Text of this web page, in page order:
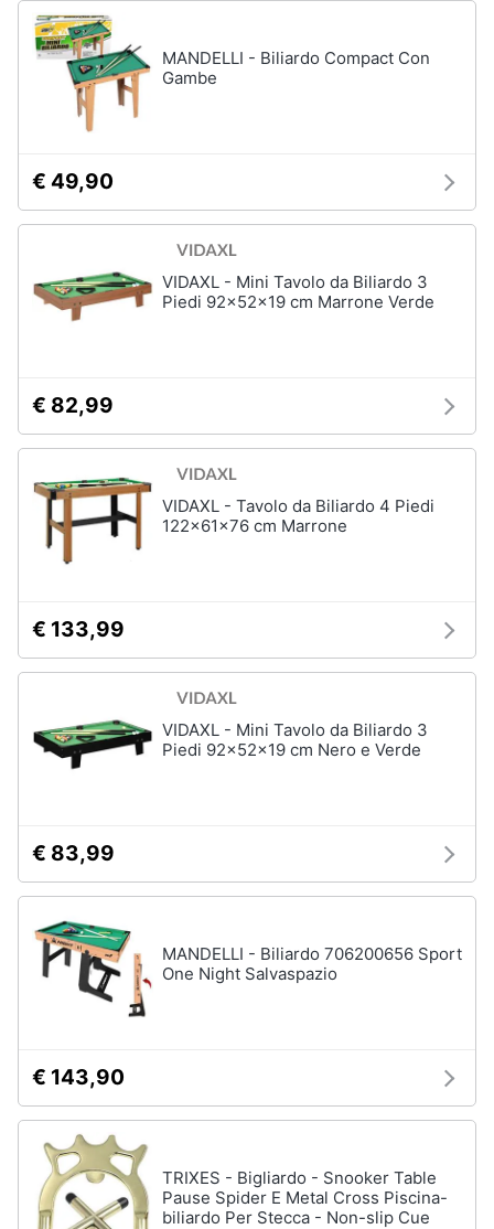
MANDELLI - Biliardo Compact Con
Gambe
€ 49,90
VIDAXL - Mini Tavolo da Biliardo 3
Piedi 92x52x19 cm Marrone Verde
€ 82,99
VIDAXL - Tavolo da Biliardo 4 Piedi
122x61x76 cm Marrone
€ 133,99
VIDAXL - Mini Tavolo da Biliardo 3
Piedi 92x52x19 cm Nero e Verde
€ 83,99
MANDELLI - Biliardo 706200656 Sport
One Night Salvaspazio
€ 143,90
TRIXES - Bigliardo - Snooker Table
Pause Spider E Metal Cross Piscina-
biliardo Per Stecca - Non-slip Cue